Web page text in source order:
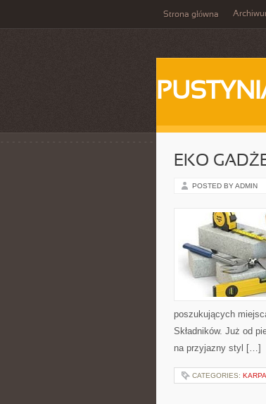
Strona główna
EKO
POSTED BY ADMIN
poszukujących
Składników. Już od
na przyjazny styl […]
CATEGORIES: